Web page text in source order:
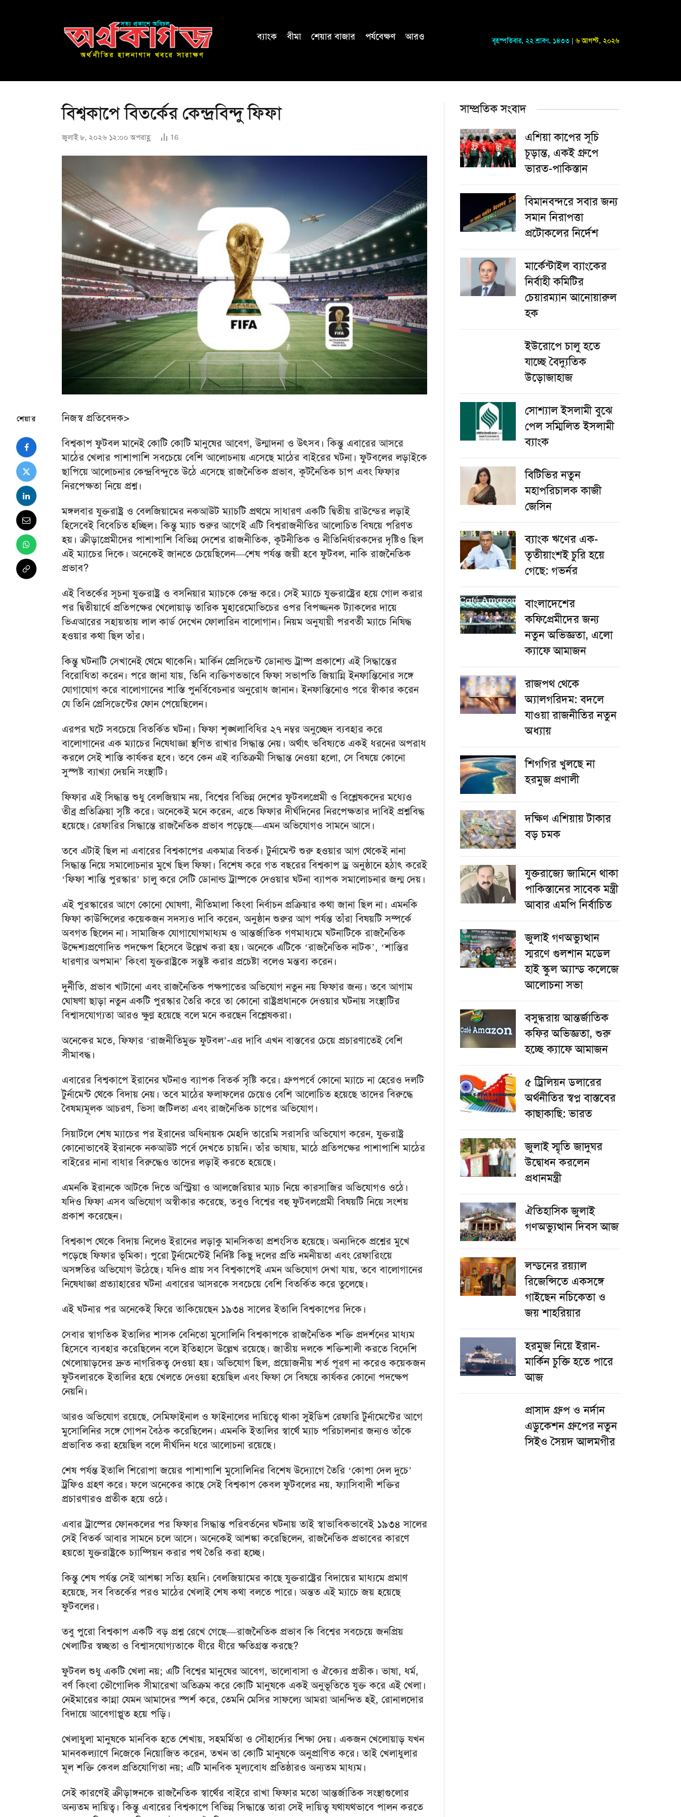
ব্যাংক বীমা শেয়ার বাজার পর্যবেক্ষণ আরও বৃহস্পতিবার, ২২ শ্রাবণ, ১৪৩৩ | ৬ আগস্ট, ২০২৬
বিশ্বকাপে বিতর্কের কেন্দ্রবিন্দু ফিফা
জুলাই ৮, ২০২৬ ১২:০০ অপরাহ্ণ 16
শেয়ার
নিজস্ব প্রতিবেদক>
বিশ্বকাপ ফুটবল মানেই কোটি কোটি মানুষের আবেগ, উন্মাদনা ও উৎসব। কিন্তু এবারের আসরে
মাঠের খেলার পাশাপাশি সবচেয়ে বেশি আলোচনায় এসেছে মাঠের বাইরের ঘটনা। ফুটবলের লড়াইকে
ছাপিয়ে আলোচনার কেন্দ্রবিন্দুতে উঠে এসেছে রাজনৈতিক প্রভাব, কূটনৈতিক চাপ এবং ফিফার
নিরপেক্ষতা নিয়ে প্রশ্ন।
মঙ্গলবার যুক্তরাষ্ট্র ও বেলজিয়ামের নকআউট ম্যাচটি প্রথমে সাধারণ একটি দ্বিতীয় রাউন্ডের লড়াই
হিসেবেই বিবেচিত হচ্ছিল। কিন্তু ম্যাচ শুরুর আগেই এটি বিশ্বরাজনীতির আলোচিত বিষয়ে পরিণত
হয়। ক্রীড়াপ্রেমীদের পাশাপাশি বিভিন্ন দেশের রাজনীতিক, কূটনীতিক ও নীতিনির্ধারকদের দৃষ্টিও ছিল
এই ম্যাচের দিকে। অনেকেই জানতে চেয়েছিলেন—শেষ পর্যন্ত জয়ী হবে ফুটবল, নাকি রাজনৈতিক
প্রভাব?
এই বিতর্কের সূচনা যুক্তরাষ্ট্র ও বসনিয়ার ম্যাচকে কেন্দ্র করে। সেই ম্যাচে যুক্তরাষ্ট্রের হয়ে গোল করার
পর দ্বিতীয়ার্ধে প্রতিপক্ষের খেলোয়াড় তারিক মুহারেমোভিচের ওপর বিপজ্জনক ট্যাকলের দায়ে
ভিএআরের সহায়তায় লাল কার্ড দেখেন ফোলারিন বালোগান। নিয়ম অনুযায়ী পরবর্তী ম্যাচে নিষিদ্ধ
হওয়ার কথা ছিল তাঁর।
কিন্তু ঘটনাটি সেখানেই থেমে থাকেনি। মার্কিন প্রেসিডেন্ট ডোনাল্ড ট্রাম্প প্রকাশ্যে এই সিদ্ধান্তের
বিরোধিতা করেন। পরে জানা যায়, তিনি ব্যক্তিগতভাবে ফিফা সভাপতি জিয়ান্নি ইনফান্তিনোর সঙ্গে
যোগাযোগ করে বালোগানের শাস্তি পুনর্বিবেচনার অনুরোধ জানান। ইনফান্তিনোও পরে স্বীকার করেন
যে তিনি প্রেসিডেন্টের ফোন পেয়েছিলেন।
এরপর ঘটে সবচেয়ে বিতর্কিত ঘটনা। ফিফা শৃঙ্খলাবিধির ২৭ নম্বর অনুচ্ছেদ ব্যবহার করে
বালোগানের এক ম্যাচের নিষেধাজ্ঞা স্থগিত রাখার সিদ্ধান্ত নেয়। অর্থাৎ ভবিষ্যতে একই ধরনের অপরাধ
করলে সেই শাস্তি কার্যকর হবে। তবে কেন এই ব্যতিক্রমী সিদ্ধান্ত নেওয়া হলো, সে বিষয়ে কোনো
সুস্পষ্ট ব্যাখ্যা দেয়নি সংস্থাটি।
ফিফার এই সিদ্ধান্ত শুধু বেলজিয়াম নয়, বিশ্বের বিভিন্ন দেশের ফুটবলপ্রেমী ও বিশ্লেষকদের মধ্যেও
তীব্র প্রতিক্রিয়া সৃষ্টি করে। অনেকেই মনে করেন, এতে ফিফার দীর্ঘদিনের নিরপেক্ষতার দাবিই প্রশ্নবিদ্ধ
হয়েছে। রেফারির সিদ্ধান্তে রাজনৈতিক প্রভাব পড়েছে—এমন অভিযোগও সামনে আসে।
তবে এটাই ছিল না এবারের বিশ্বকাপের একমাত্র বিতর্ক। টুর্নামেন্ট শুরু হওয়ার আগ থেকেই নানা
সিদ্ধান্ত নিয়ে সমালোচনার মুখে ছিল ফিফা। বিশেষ করে গত বছরের বিশ্বকাপ ড্র অনুষ্ঠানে হঠাৎ করেই
‘ফিফা শান্তি পুরস্কার’ চালু করে সেটি ডোনাল্ড ট্রাম্পকে দেওয়ার ঘটনা ব্যাপক সমালোচনার জন্ম দেয়।
এই পুরস্কারের আগে কোনো ঘোষণা, নীতিমালা কিংবা নির্বাচন প্রক্রিয়ার কথা জানা ছিল না। এমনকি
ফিফা কাউন্সিলের কয়েকজন সদস্যও দাবি করেন, অনুষ্ঠান শুরুর আগ পর্যন্ত তাঁরা বিষয়টি সম্পর্কে
অবগত ছিলেন না। সামাজিক যোগাযোগমাধ্যম ও আন্তর্জাতিক গণমাধ্যমে ঘটনাটিকে রাজনৈতিক
উদ্দেশ্যপ্রণোদিত পদক্ষেপ হিসেবে উল্লেখ করা হয়। অনেকে এটিকে ‘রাজনৈতিক নাটক’, ‘শান্তির
ধারণার অপমান’ কিংবা যুক্তরাষ্ট্রকে সন্তুষ্ট করার প্রচেষ্টা বলেও মন্তব্য করেন।
দুর্নীতি, প্রভাব খাটানো এবং রাজনৈতিক পক্ষপাতের অভিযোগ নতুন নয় ফিফার জন্য। তবে আগাম
ঘোষণা ছাড়া নতুন একটি পুরস্কার তৈরি করে তা কোনো রাষ্ট্রপ্রধানকে দেওয়ার ঘটনায় সংস্থাটির
বিশ্বাসযোগ্যতা আরও ক্ষুণ্ন হয়েছে বলে মনে করছেন বিশ্লেষকরা।
অনেকের মতে, ফিফার ‘রাজনীতিমুক্ত ফুটবল’-এর দাবি এখন বাস্তবের চেয়ে প্রচারণাতেই বেশি
সীমাবদ্ধ।
এবারের বিশ্বকাপে ইরানের ঘটনাও ব্যাপক বিতর্ক সৃষ্টি করে। গ্রুপপর্বে কোনো ম্যাচে না হেরেও দলটি
টুর্নামেন্ট থেকে বিদায় নেয়। তবে মাঠের ফলাফলের চেয়েও বেশি আলোচিত হয়েছে তাদের বিরুদ্ধে
বৈষম্যমূলক আচরণ, ভিসা জটিলতা এবং রাজনৈতিক চাপের অভিযোগ।
সিয়াটলে শেষ ম্যাচের পর ইরানের অধিনায়ক মেহদি তারেমি সরাসরি অভিযোগ করেন, যুক্তরাষ্ট্র
কোনোভাবেই ইরানকে নকআউট পর্বে দেখতে চায়নি। তাঁর ভাষায়, মাঠে প্রতিপক্ষের পাশাপাশি মাঠের
বাইরের নানা বাধার বিরুদ্ধেও তাদের লড়াই করতে হয়েছে।
এমনকি ইরানকে আটকে দিতে অস্ট্রিয়া ও আলজেরিয়ার ম্যাচ নিয়ে কারসাজির অভিযোগও ওঠে।
যদিও ফিফা এসব অভিযোগ অস্বীকার করেছে, তবুও বিশ্বের বহু ফুটবলপ্রেমী বিষয়টি নিয়ে সংশয়
প্রকাশ করেছেন।
বিশ্বকাপ থেকে বিদায় নিলেও ইরানের লড়াকু মানসিকতা প্রশংসিত হয়েছে। অন্যদিকে প্রশ্নের মুখে
পড়েছে ফিফার ভূমিকা। পুরো টুর্নামেন্টেই নির্দিষ্ট কিছু দলের প্রতি নমনীয়তা এবং রেফারিংয়ে
অসঙ্গতির অভিযোগ উঠেছে। যদিও প্রায় সব বিশ্বকাপেই এমন অভিযোগ দেখা যায়, তবে বালোগানের
নিষেধাজ্ঞা প্রত্যাহারের ঘটনা এবারের আসরকে সবচেয়ে বেশি বিতর্কিত করে তুলেছে।
এই ঘটনার পর অনেকেই ফিরে তাকিয়েছেন ১৯৩৪ সালের ইতালি বিশ্বকাপের দিকে।
সেবার স্বাগতিক ইতালির শাসক বেনিতো মুসোলিনি বিশ্বকাপকে রাজনৈতিক শক্তি প্রদর্শনের মাধ্যম
হিসেবে ব্যবহার করেছিলেন বলে ইতিহাসে উল্লেখ রয়েছে। জাতীয় দলকে শক্তিশালী করতে বিদেশি
খেলোয়াড়দের দ্রুত নাগরিকত্ব দেওয়া হয়। অভিযোগ ছিল, প্রয়োজনীয় শর্ত পূরণ না করেও কয়েকজন
ফুটবলারকে ইতালির হয়ে খেলতে দেওয়া হয়েছিল এবং ফিফা সে বিষয়ে কার্যকর কোনো পদক্ষেপ
নেয়নি।
আরও অভিযোগ রয়েছে, সেমিফাইনাল ও ফাইনালের দায়িত্বে থাকা সুইডিশ রেফারি টুর্নামেন্টের আগে
মুসোলিনির সঙ্গে গোপন বৈঠক করেছিলেন। এমনকি ইতালির স্বার্থে ম্যাচ পরিচালনার জন্যও তাঁকে
প্রভাবিত করা হয়েছিল বলে দীর্ঘদিন ধরে আলোচনা রয়েছে।
শেষ পর্যন্ত ইতালি শিরোপা জয়ের পাশাপাশি মুসোলিনির বিশেষ উদ্যোগে তৈরি ‘কোপা দেল দুচে’
ট্রফিও গ্রহণ করে। ফলে অনেকের কাছে সেই বিশ্বকাপ কেবল ফুটবলের নয়, ফ্যাসিবাদী শক্তির
প্রচারণারও প্রতীক হয়ে ওঠে।
এবার ট্রাম্পের ফোনকলের পর ফিফার সিদ্ধান্ত পরিবর্তনের ঘটনায় তাই স্বাভাবিকভাবেই ১৯৩৪ সালের
সেই বিতর্ক আবার সামনে চলে আসে। অনেকেই আশঙ্কা করেছিলেন, রাজনৈতিক প্রভাবের কারণে
হয়তো যুক্তরাষ্ট্রকে চ্যাম্পিয়ন করার পথ তৈরি করা হচ্ছে।
কিন্তু শেষ পর্যন্ত সেই আশঙ্কা সত্যি হয়নি। বেলজিয়ামের কাছে যুক্তরাষ্ট্রের বিদায়ের মাধ্যমে প্রমাণ
হয়েছে, সব বিতর্কের পরও মাঠের খেলাই শেষ কথা বলতে পারে। অন্তত এই ম্যাচে জয় হয়েছে
ফুটবলের।
তবু পুরো বিশ্বকাপ একটি বড় প্রশ্ন রেখে গেছে—রাজনৈতিক প্রভাব কি বিশ্বের সবচেয়ে জনপ্রিয়
খেলাটির স্বচ্ছতা ও বিশ্বাসযোগ্যতাকে ধীরে ধীরে ক্ষতিগ্রস্ত করছে?
ফুটবল শুধু একটি খেলা নয়; এটি বিশ্বের মানুষের আবেগ, ভালোবাসা ও ঐক্যের প্রতীক। ভাষা, ধর্ম,
বর্ণ কিংবা ভৌগোলিক সীমারেখা অতিক্রম করে কোটি মানুষকে একই অনুভূতিতে যুক্ত করে এই খেলা।
নেইমারের কান্না যেমন আমাদের স্পর্শ করে, তেমনি মেসির সাফল্যে আমরা আনন্দিত হই, রোনালদোর
বিদায়ে আবেগাপ্লুত হয়ে পড়ি।
খেলাধুলা মানুষকে মানবিক হতে শেখায়, সহমর্মিতা ও সৌহার্দ্যের শিক্ষা দেয়। একজন খেলোয়াড় যখন
মানবকল্যাণে নিজেকে নিয়োজিত করেন, তখন তা কোটি মানুষকে অনুপ্রাণিত করে। তাই খেলাধুলার
মূল শক্তি কেবল প্রতিযোগিতা নয়; এটি মানবিক মূল্যবোধ প্রতিষ্ঠারও অন্যতম মাধ্যম।
সেই কারণেই ক্রীড়াঙ্গনকে রাজনৈতিক স্বার্থের বাইরে রাখা ফিফার মতো আন্তর্জাতিক সংস্থাগুলোর
অন্যতম দায়িত্ব। কিন্তু এবারের বিশ্বকাপে বিভিন্ন সিদ্ধান্তে তারা সেই দায়িত্ব যথাযথভাবে পালন করতে
সাম্প্রতিক সংবাদ
এশিয়া কাপের সূচি
চূড়ান্ত, একই গ্রুপে
ভারত-পাকিস্তান
বিমানবন্দরে সবার জন্য
সমান নিরাপত্তা
প্রটোকলের নির্দেশ
মার্কেন্টাইল ব্যাংকের
নির্বাহী কমিটির
চেয়ারম্যান আনোয়ারুল
হক
ইউরোপে চালু হতে
যাচ্ছে বৈদ্যুতিক
উড়োজাহাজ
সোশ্যাল ইসলামী বুঝে
পেল সম্মিলিত ইসলামী
ব্যাংক
বিটিভির নতুন
মহাপরিচালক কাজী
জেসিন
ব্যাংক ঋণের এক-
তৃতীয়াংশই চুরি হয়ে
গেছে: গভর্নর
বাংলাদেশের
কফিপ্রেমীদের জন্য
নতুন অভিজ্ঞতা, এলো
ক্যাফে আমাজন
রাজপথ থেকে
অ্যালগরিদম: বদলে
যাওয়া রাজনীতির নতুন
অধ্যায়
শিগগির খুলছে না
হরমুজ প্রণালী
দক্ষিণ এশিয়ায় টাকার
বড় চমক
যুক্তরাজ্যে জামিনে থাকা
পাকিস্তানের সাবেক মন্ত্রী
আবার এমপি নির্বাচিত
জুলাই গণঅভ্যুত্থান
স্মরণে গুলশান মডেল
হাই স্কুল অ্যান্ড কলেজে
আলোচনা সভা
বসুন্ধরায় আন্তর্জাতিক
কফির অভিজ্ঞতা, শুরু
হচ্ছে ক্যাফে আমাজন
৫ ট্রিলিয়ন ডলারের
অর্থনীতির স্বপ্ন বাস্তবের
কাছাকাছি: ভারত
জুলাই স্মৃতি জাদুঘর
উদ্বোধন করলেন
প্রধানমন্ত্রী
ঐতিহাসিক জুলাই
গণঅভ্যুত্থান দিবস আজ
লন্ডনের রয়্যাল
রিজেন্সিতে একসঙ্গে
গাইছেন নচিকেতা ও
জয় শাহরিয়ার
হরমুজ নিয়ে ইরান-
মার্কিন চুক্তি হতে পারে
আজ
প্রাসাদ গ্রুপ ও নর্দান
এডুকেশন গ্রুপের নতুন
সিইও সৈয়দ আলমগীর